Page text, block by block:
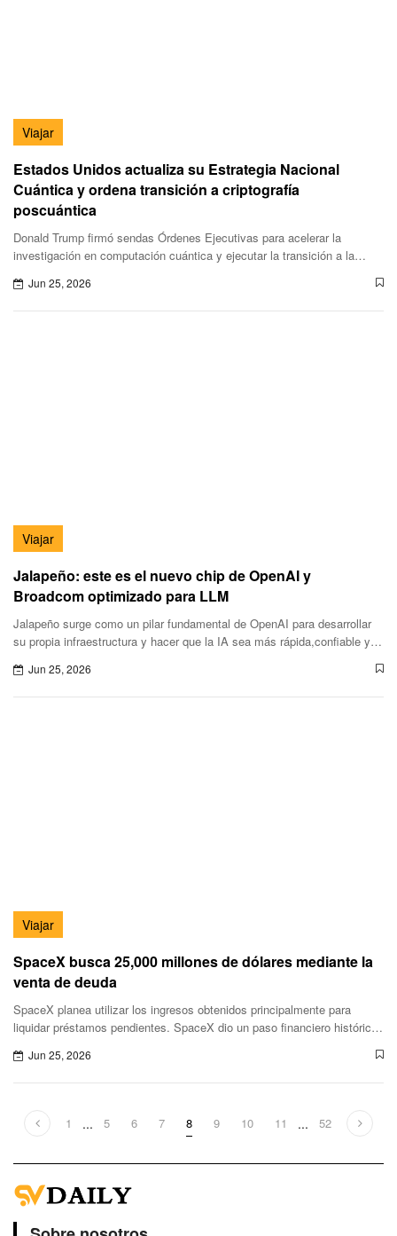
Viajar
Estados Unidos actualiza su Estrategia Nacional
Cuántica y ordena transición a criptografía
poscuántica
Donald Trump firmó sendas Órdenes Ejecutivas para acelerar la
investigación en computación cuántica y ejecutar la transición a la
Jun 25, 2026
Viajar
Jalapeño: este es el nuevo chip de OpenAI y
Broadcom optimizado para LLM
Jalapeño surge como un pilar fundamental de OpenAI para desarrollar
su propia infraestructura y hacer que la IA sea más rápida,confiable y
Jun 25, 2026
Viajar
SpaceX busca 25,000 millones de dólares mediante la
venta de deuda
SpaceX planea utilizar los ingresos obtenidos principalmente para
liquidar préstamos pendientes. SpaceX dio un paso financiero histórico
Jun 25, 2026
1 ... 5 6 7 8 9 10 11 ... 52